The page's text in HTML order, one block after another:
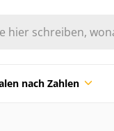
nach Zahlen